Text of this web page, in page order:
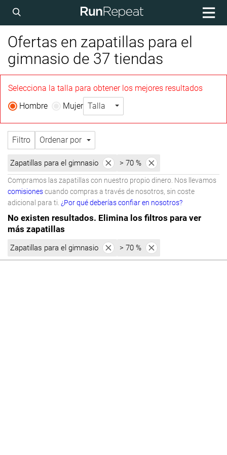
Ofertas en zapatillas para el
gimnasio de 37 tiendas
Selecciona la talla para obtener los mejores resultados
Hombre
Mujer Talla
Filtro Ordenar por
Zapatillas para el gimnasio > 70 %
Compramos las zapatillas con nuestro propio dinero. Nos llevamos
comisionescuando compras a través de nosotros, sin coste
adicional para ti. ¿Por qué deberías confiar en nosotros?
No existen resultados. Elimina los filtros para ver
más zapatillas
Zapatillas para el gimnasio > 70 %